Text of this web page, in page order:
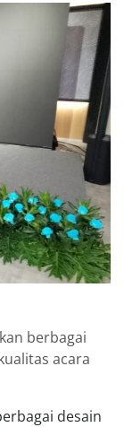
berbagai
acara
desain